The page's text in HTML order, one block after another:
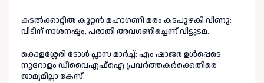
കടൽക്കാറ്റിൽ കൂറ്റൻ മഹാഗണി മരം കടപുഴകി വീണു:
വീടിന് നാശനഷ്ടം, പരാതി അവഗണിച്ചെന്ന് വീട്ടുടമ.
കൊളശ്ശേരി ടോൾ പ്ലാസ മാർച്ച്: എം ഷാജർ ഉൾപ്പെടെ
നൂറോളം ഡിവൈഎഫ്ഐ പ്രവർത്തകർക്കെതിരെ
ജാമ്യമില്ലാ കേസ്.